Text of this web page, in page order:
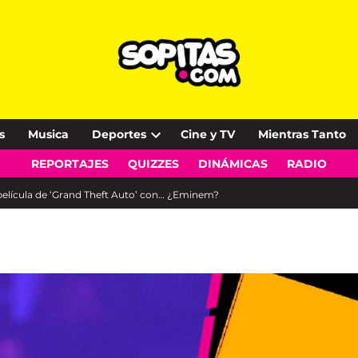
Musica Deportes
Open
dropdown
Cine y TV Mientras Tanto
REPORTAJES QUIZZES DINÁMICAS RADIO
de ‘Grand Theft Auto’ con… ¿Eminem?